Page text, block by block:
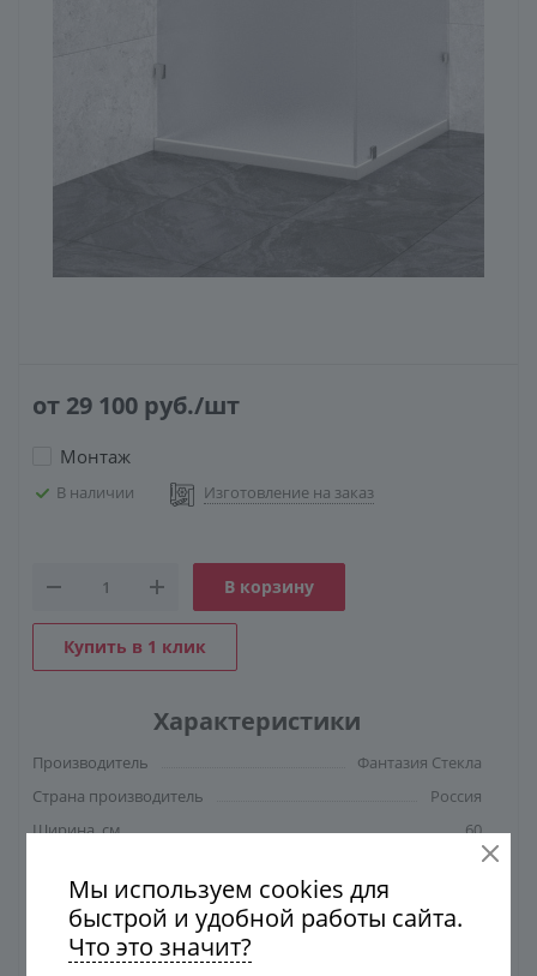
от 29 100 руб./шт
Монтаж
В наличии Изготовление на заказ
В корзину
Купить в 1 клик
Характеристики
Производитель
Фантазия Стекла
Страна производитель
Россия
Ширина, см
60
Глубина, см
Ширина входа, см
Толщина стекла, мм
Мы используем cookies для
быстрой и удобной работы сайта.
Что это значит?